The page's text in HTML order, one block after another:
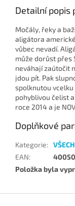
Detailní popis
Močály, řeky a
aligátora
vůbec nevadí.
může dorůst přes
neváhají zaútočit
jdou pít. Pak
spolknutou vcelku
pohyblivou čelist
roce 2014 a je
Doplňkové
Kategorie:
EAN:
Položka byla